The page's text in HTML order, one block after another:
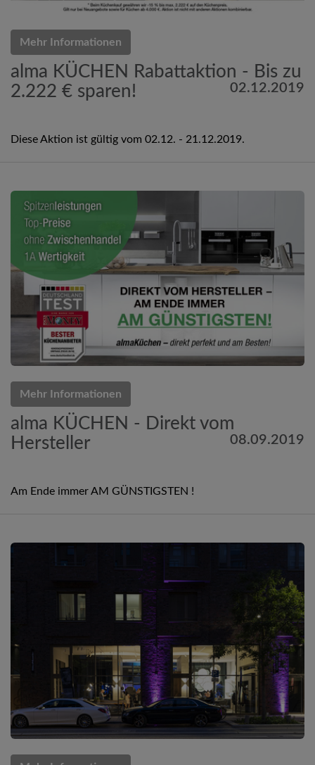
Mehr Informationen
alma KÜCHEN Rabattaktion - Bis zu
2.222 € sparen!
02.12.2019
Diese Aktion ist gültig vom 02.12. - 21.12.2019.
Mehr Informationen
alma KÜCHEN - Direkt vom
Hersteller
08.09.2019
Am Ende immer AM GÜNSTIGSTEN !